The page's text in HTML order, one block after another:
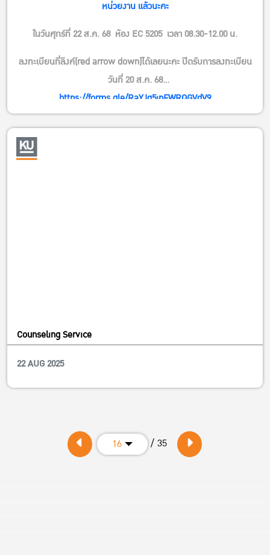
หน่วยงาน แล้วนะคะ
ในวันศุกร์ที่ 22 ส.ค. 68 ห้อง EC 5205 เวลา 08.30-12.00 น.
ลงทะเบียนที่ลิงค์(red arrow down)ได้เลยนะคะ ปิดรับการลงทะเบียน
วันที่ 20 ส.ค. 68
https://forms.gle/RaYJq5jpFWRQGVdV9
Counseling Service
22 AUG 2025
16 / 35